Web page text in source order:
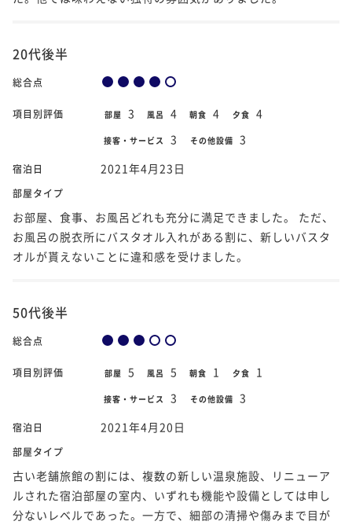
20代後半
総合点
項目別評価 部屋 3 風呂 4 朝食 4 夕食 4
接客・サービス 3 その他設備 3
宿泊日 2021年4月23日
部屋タイプ
お部屋、食事、お風呂どれも充分に満足できました。 ただ、
お風呂の脱衣所にバスタオル入れがある割に、新しいバスタ
オルが貰えないことに違和感を受けました。
50代後半
総合点
項目別評価 部屋 5 風呂 5 朝食 1 夕食 1
接客・サービス 3 その他設備 3
宿泊日 2021年4月20日
部屋タイプ
古い老舗旅館の割には、複数の新しい温泉施設、リニューア
ルされた宿泊部屋の室内、いずれも機能や設備としては申し
分ないレベルであった。一方で、細部の清掃や傷みまで目が